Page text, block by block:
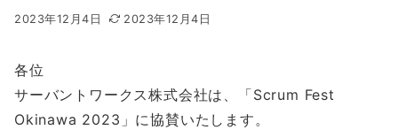
2023年12月4日 2023年12月4日
各位
サーバントワークス株式会社は、「Scrum Fest
Okinawa 2023」に協賛いたします。